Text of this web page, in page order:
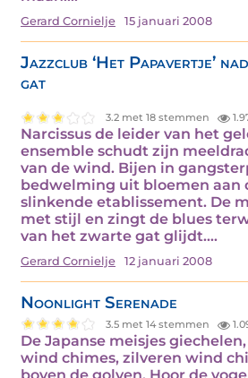
Gerard Cornielje 15 januari 2008
Jazzclub ‘Het Papavertje’
gat
3.2 met 18 stemmen
Narcissus de leider van het
ensemble schudt zijn
van de wind. Bijen in
bedwelming uit bloemen aan
slinkende etablissement. De
met stijl en zingt de blues
van het zwarte gat glijdt.…
Gerard Cornielje 12 januari 2008
Noonlight Serenade
3.5 met 14 stemmen
De Japanse meisjes
wind chimes, zilveren wind